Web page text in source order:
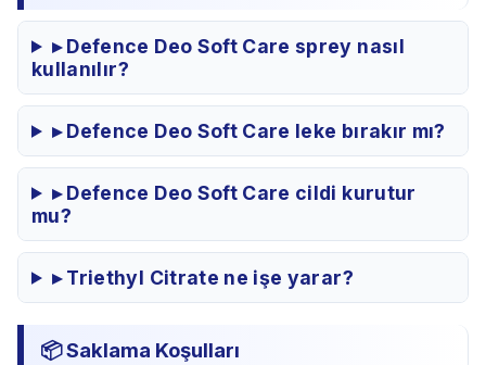
▸ Defence Deo Soft Care sprey nasıl
kullanılır?
▸ Defence Deo Soft Care leke bırakır mı?
▸ Defence Deo Soft Care cildi kurutur
mu?
▸ Triethyl Citrate ne işe yarar?
📦 Saklama Koşulları